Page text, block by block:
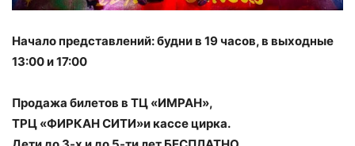
Начало представлений: будни в 19 часов, в выходные
13:00 и 17:00
Продажа билетов в ТЦ «ИМРАН»,
ТРЦ «ФИРКАН СИТИ»и кассе цирка.